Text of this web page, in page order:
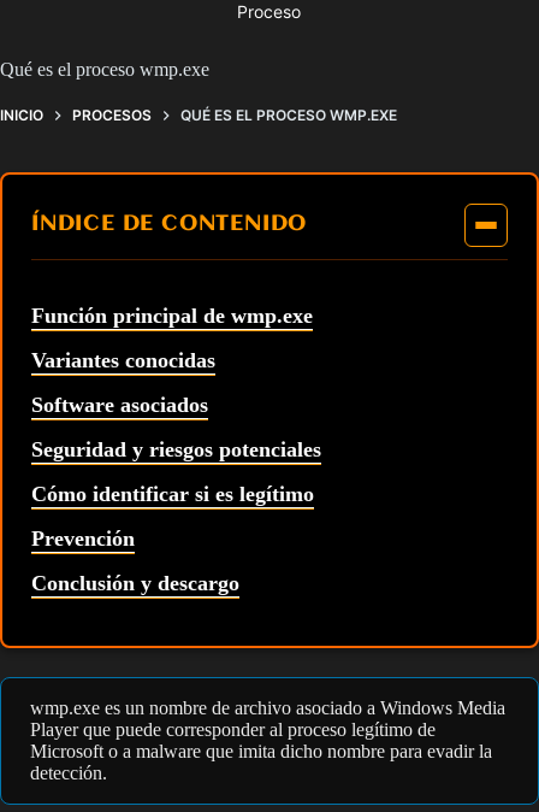
Proceso
Qué es el proceso wmp.exe
INICIO PROCESOS QUÉ ES EL PROCESO WMP.EXE
ÍNDICE DE CONTENIDO
Función principal de wmp.exe
Variantes conocidas
Software asociados
Seguridad y riesgos potenciales
Cómo identificar si es legítimo
Prevención
Conclusión y descargo
wmp.exe es un nombre de archivo asociado a Windows Media
Player que puede corresponder al proceso legítimo de
Microsoft o a malware que imita dicho nombre para evadir la
detección.